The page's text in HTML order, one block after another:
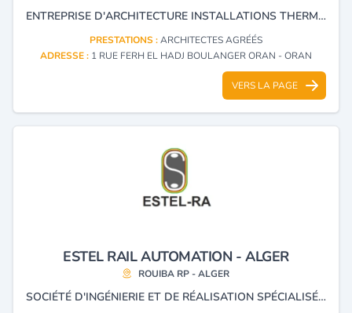
ENTREPRISE D'ARCHITECTURE INSTALLATIONS THERMIQUES INDUSTRIELLES ENTREPRISE DE TRAVAUX DE ROUTES ET D'AÉRODROMES ENTREPRISE DE PEINTURE INDUSTRIELLE ET DE BÂTIMENT ENTREPRISE DE POSE DE CANALISATIONS À GRANDE DISTANCE ENTREPRISE DE GRANDS TRAVAUX PUBLICS ET HYDRAULIQUES ENTREPRISE DE PROMOTION IMMOBILIÈRE ENTREPRISE DE TRAVAUX D'ÉLECTRICITÉ ENTREPRISE D'INSTALLATION DE RÉSEAUX ET DE CENTRALES ÉLECTRIQUES ET TÉLÉPHONIQUES ENTREPRISE DE TRAVAUX DE VOIES FERRÉES ENTREPRISE D'INSTALLATION DE SYSTÈMES DE CLIMATISATION ET DE RÉFRIGÉRATION ENTREPRISE INDUSTRIELLE DE MENUISERIE DU BÂTIMENT ENTREPRISE DE TRAVAUX URBAINS ET D'HYGIÈNE PUBLIQUE ENTREPRISE DE TRAVAUX D'ÉTANCHÉITÉ DU BÂTIMENT ET DE PLOMBERIE ENTREPRISE DE TRAVAUX DE MAINTENANCE ET D'EXPERTISE D'OUVRAGES D'ART ENTREPRISE DE TRAVAUX DE BÂTIMENTS TOUS CORPS D'ÉTAT ENTREPRISE DE PROTECTION CONTRE LES INCENDIES ET LE VOL ENTREPRISE INDUSTRIELLE DE PRODUCTION D'ENSEMBLES DE CONSTRUCTION MÉTALLIQUES ENTREPRISE DE TERRASSEMENTS ET TRAVAUX
PRESTATIONS :ARCHITECTES AGRÉÉS
ADRESSE : 1 RUE FERH EL HADJ BOULANGER ORAN - ORAN
VERS LA PAGE
ESTEL RAIL AUTOMATION - ALGER
ROUIBA RP - ALGER
SOCIÉTÉ D'INGÉNIERIE ET DE RÉALISATION SPÉCIALISÉE DANS LA SIGNALISATION ET TÉLÉCOMMUNICATION FERROVIAIRE.